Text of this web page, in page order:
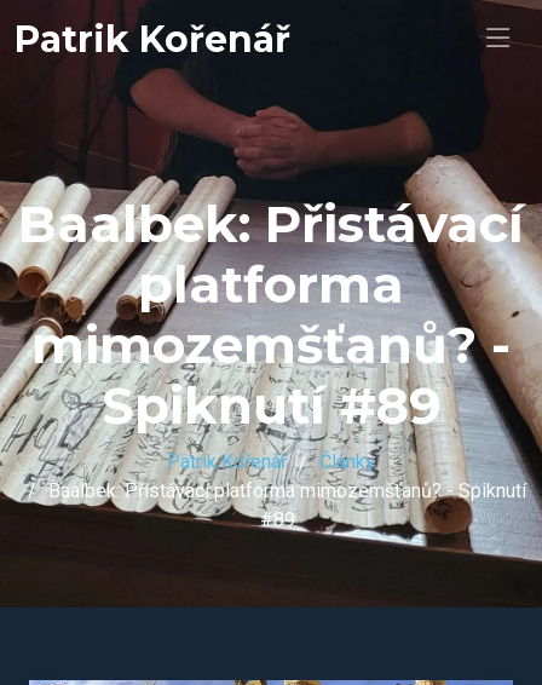
Patrik Kořenář
Baalbek: Přistávací
platforma
mimozemšťanů? -
Spiknutí #89
Patrik Kořenář
Články
Baalbek: Přistávací platforma mimozemšťanů? - Spiknutí
#89